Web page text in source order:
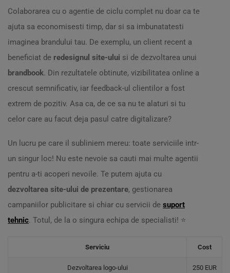
Colaborarea cu o agentie de ciclu complet nu doar ca te
ajuta sa economisesti timp, dar si sa imbunatatesti
imaginea brandului tau. De exemplu, un client recent a
beneficiat de redesignul site-ului si de dezvoltarea unui
brandbook. Din rezultatele obtinute, vizibilitatea online a
crescut semnificativ, iar feedback-ul clientilor a fost
extrem de pozitiv. Asa ca, de ce sa nu te alaturi si tu
celor care au facut deja pasul catre digitalizare?
Un lucru pe care il subliniem mereu: toate serviciile intr-
un singur loc! Nu este nevoie sa cauti mai multe agentii
pentru a-ti acoperi nevoile. Te putem ajuta cu
dezvoltarea site-ului de prezentare, gestionarea
campaniilor publicitare si chiar cu servicii de suport
tehnic. Totul, de la o singura echipa de specialisti! ⭐
Serviciu Cost
Dezvoltarea logo-ului 250 EUR